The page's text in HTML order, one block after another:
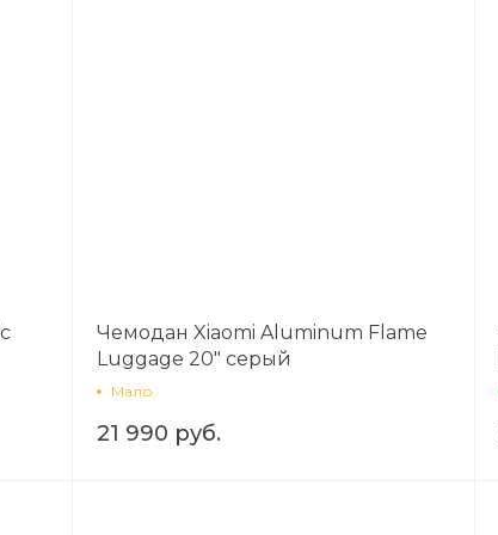
сегодня только
любого банка
Чемодан Xiaomi Aluminum Flame
Luggage 20" серый
Мало
21 990 руб.